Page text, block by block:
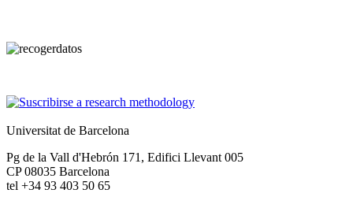
Universitat de Barcelona
Pg de la Vall d'Hebrón 171, Edifici Llevant 005
CP 08035 Barcelona
tel +34 93 403 50 65